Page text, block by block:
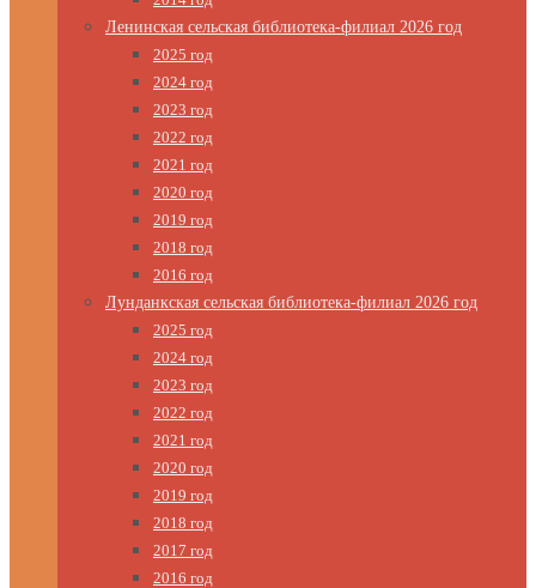
Ленинская сельская библиотека-филиал 2026 год
2025 год
2024 год
2023 год
2022 год
2021 год
2020 год
2019 год
2018 год
2016 год
Лунданкская сельская библиотека-филиал 2026 год
2025 год
2024 год
2023 год
2022 год
2021 год
2020 год
2019 год
2018 год
2017 год
2016 год